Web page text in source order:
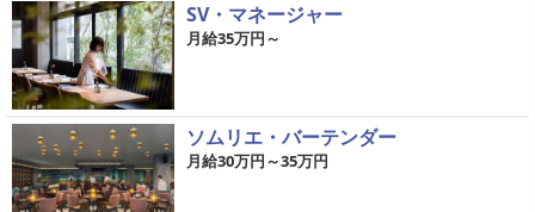
SV・マネージャー
月給35万円～
ソムリエ・バーテンダー
月給30万円～35万円